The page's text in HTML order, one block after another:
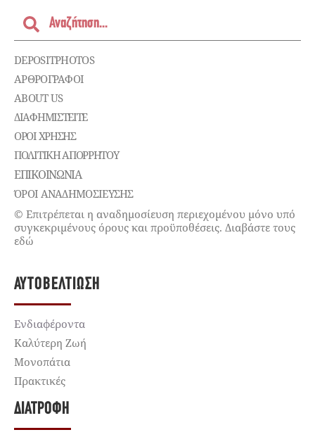
DEPOSITPHOTOS
ΑΡΘΡΟΓΡΑΦΟΙ
ABOUT US
ΔΙΑΦΗΜΙΣΤΕΊΤΕ
ΌΡΟΙ ΧΡΉΣΗΣ
ΠΟΛΙΤΙΚΉ ΑΠΟΡΡΉΤΟΥ
ΕΠΙΚΟΙΝΩΝΊΑ
ΌΡΟΙ ΑΝΑΔΗΜΟΣΙΕΥΣΗΣ
© Επιτρέπεται η αναδημοσίευση περιεχομένου μόνο υπό
συγκεκριμένους όρους και προϋποθέσεις. Διαβάστε τους
εδώ
ΑΥΤΟΒΕΛΤΊΩΣΗ
Ενδιαφέροντα
Καλύτερη Ζωή
Μονοπάτια
Πρακτικές
ΔΙΑΤΡΟΦΉ